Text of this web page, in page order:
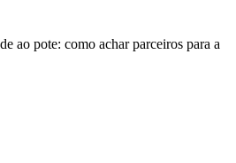
ao pote: como achar parceiros para a